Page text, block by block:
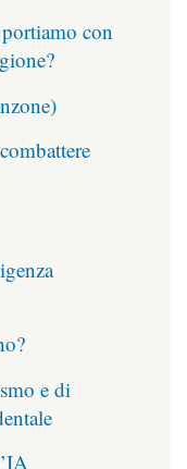
con
e di